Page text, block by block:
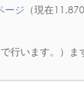
ージ （現在
行います。）ま